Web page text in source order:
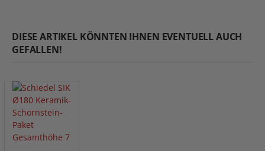
DIESE ARTIKEL KÖNNTEN IHNEN EVENTUELL AUCH
GEFALLEN!